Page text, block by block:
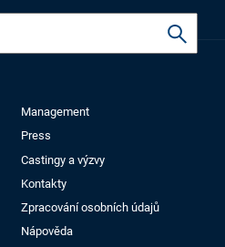
Management
Press
Castingy a výzvy
Kontakty
Zpracování osobních údajů
Nápověda